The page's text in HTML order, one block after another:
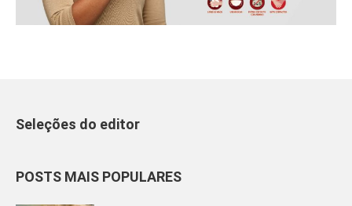
Seleções do editor
POSTS MAIS POPULARES